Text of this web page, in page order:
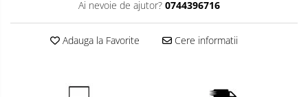
Ai nevoie de ajutor? 0744396716
Adauga la Favorite Cere informatii